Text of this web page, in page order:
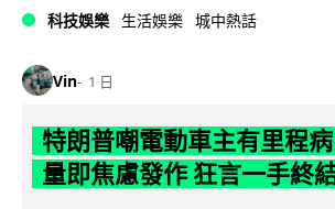
科技娛樂 生活娛樂 城中熱話
Vin 1 日
特朗普嘲電動車主有里程
量即焦慮發作 狂言一手終